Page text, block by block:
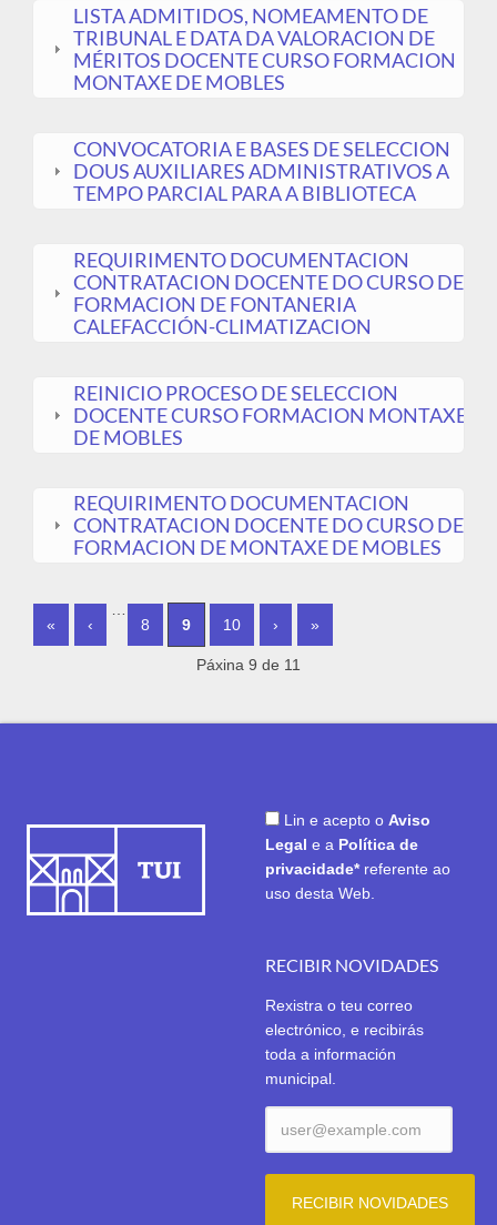
LISTA ADMITIDOS, NOMEAMENTO DE
TRIBUNAL E DATA DA VALORACION DE
MÉRITOS DOCENTE CURSO FORMACION
MONTAXE DE MOBLES
CONVOCATORIA E BASES DE SELECCION
DOUS AUXILIARES ADMINISTRATIVOS A
TEMPO PARCIAL PARA A BIBLIOTECA
REQUIRIMENTO DOCUMENTACION
CONTRATACION DOCENTE DO CURSO DE
FORMACION DE FONTANERIA
CALEFACCIÓN-CLIMATIZACION
REINICIO PROCESO DE SELECCION
DOCENTE CURSO FORMACION MONTAXE
DE MOBLES
REQUIRIMENTO DOCUMENTACION
CONTRATACION DOCENTE DO CURSO DE
FORMACION DE MONTAXE DE MOBLES
PÁXINAS
« ‹
…
8
9 10 › »
Páxina 9 de 11
Lin e acepto o Aviso
Legal e a Política de
privacidade* referente ao
uso desta Web.
RECIBIR NOVIDADES
Rexistra o teu correo
electrónico, e recibirás
toda a información
municipal.